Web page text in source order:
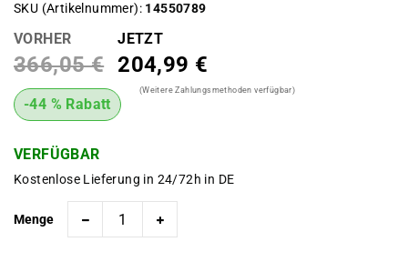
SKU (Artikelnummer) 14550789
VORHER
366,05 €
JETZT
204,99 €
-44 % Rabatt
(Weitere Zahlungsmethoden verfügbar)
VERFÜGBAR
Kostenlose Lieferung in 24/72h in DE
Menge